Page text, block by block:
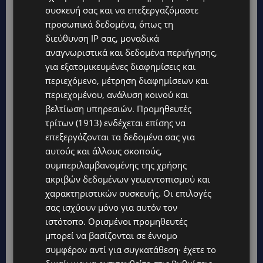
εὖSKIN® αντικατοπτρίζει τη δέσμευσή μας να
εξελίσσουμε συνεχώς την εμπειρία φιλοξενίας
που προσφέρουμε, μέσα από πρωτοβουλίες
που συνδυάζουν την καινοτομία, την
αυθεντικότητα και την εξατομικευμένη
φροντίδα. Το Inclusive Wellness by εὖSKIN®
ενισχύει τη φιλοσοφία μας για μια πιο
ολιστική προσέγγιση στην ευεξία, όπου κάθε
επισκέπτης αισθάνεται ότι τον κατανοούν, τον
φροντίζουν και τον υποδέχονται με τρόπο
πραγματικά ξεχωριστό.»
Όσοι επιθυμούν να εξερευνήσουν τη νέα
εμπειρία Inclusive Wellness by εὖSKIN®,
μπορούν να αποταθούν στα βραβευμένα spa
των ξενοδοχείωνAnassa,Annabelleκαι
συσκευή σας και να επεξεργαζόμαστε
προσωπικά δεδομένα, όπως τη
διεύθυνση IP σας, μοναδικά
αναγνωριστικά και δεδομένα περιήγησης,
για εξατομικευμένες διαφημίσεις και
περιεχόμενο, μέτρηση διαφημίσεων και
περιεχομένου, ανάλυση κοινού και
βελτίωση υπηρεσιών. Προμηθευτές
τρίτων (1913) ενδέχεται επίσης να
επεξεργάζονται τα δεδομένα σας για
αυτούς και άλλους σκοπούς,
συμπεριλαμβανομένης της χρήσης
ακριβών δεδομένων γεωεντοπισμού και
χαρακτηριστικών συσκευής. Οι επιλογές
σας ισχύουν μόνο για αυτόν τον
ιστότοπο. Ορισμένοι προμηθευτές
μπορεί να βασίζονται σε έννομο
συμφέρον αντί για συγκατάθεση· έχετε το